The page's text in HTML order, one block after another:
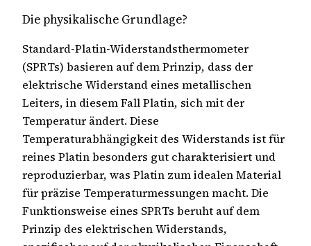
Die physikalische Grundlage?
Standard-Platin-Widerstandsthermometer
(SPRTs) basieren auf dem Prinzip, dass der
elektrische Widerstand eines metallischen
Leiters, in diesem Fall Platin, sich mit der
Temperatur ändert. Diese
Temperaturabhängigkeit des Widerstands ist für
reines Platin besonders gut charakterisiert und
reproduzierbar, was Platin zum idealen Material
für präzise Temperaturmessungen macht. Die
Funktionsweise eines SPRTs beruht auf dem
Prinzip des elektrischen Widerstands,